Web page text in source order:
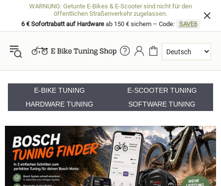
WARNUNG: Getunte E-Bikes & E-Scooter sind nicht für den
öffentlichen Straßenverkehr zugelassen.
6 € Sofortrabatt auf Hardwareab 150 € sichern – Code: SAVE6
E-BIKE TUNING
E-SCOOTER TUNING
HARDWARE TUNING
SOFTWARE TUNING